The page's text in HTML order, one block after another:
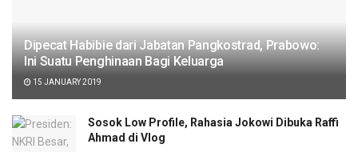
Dipecat Habibie dari Jabatan Pangkostrad, Prabowo:
Ini Suatu Penghinaan Bagi Keluarga
15 JANUARY 2019
Sosok Low Profile, Rahasia Jokowi Dibuka Raffi
Ahmad di Vlog